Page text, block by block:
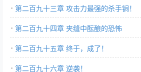
第二百九十三章 攻击力最强的杀手锏！
第二百九十四章 夹缝中酝酿的恐怖
第二百九十五章 终于，成了！
第二百九十六章 逆袭！